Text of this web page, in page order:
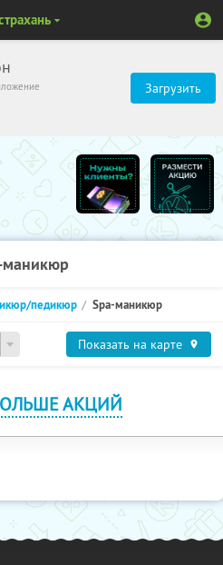
Загрузить
маникюр
педикюр Spa-маникюр
Показать на карте
АКЦИЙ